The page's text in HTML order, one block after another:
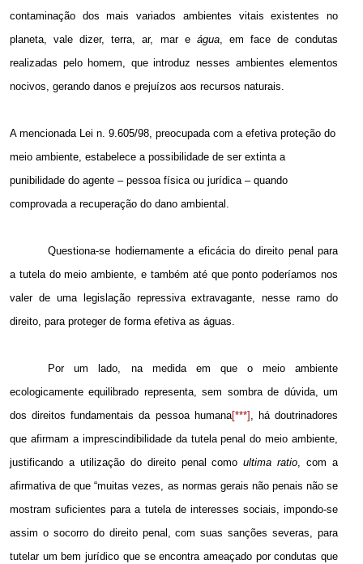
contaminação dos mais variados ambientes vitais existentes no
planeta, vale dizer, terra, ar, mar e água, em face de condutas
realizadas pelo homem, que introduz nesses ambientes elementos
nocivos, gerando danos e prejuízos aos recursos naturais.
A mencionada Lei n. 9.605/98, preocupada com a efetiva proteção do
meio ambiente, estabelece a possibilidade de ser extinta a
punibilidade do agente – pessoa física ou jurídica – quando
comprovada a recuperação do dano ambiental.
Questiona-se hodiernamente a eficácia do direito penal para
a tutela do meio ambiente, e também até que ponto poderíamos nos
valer de uma legislação repressiva extravagante, nesse ramo do
direito, para proteger de forma efetiva as águas.
Por um lado, na medida em que o meio ambiente
ecologicamente equilibrado representa, sem sombra de dúvida, um
dos direitos fundamentais da pessoa humana[***] , há doutrinadores
que afirmam a imprescindibilidade da tutela penal do meio ambiente,
justificando a utilização do direito penal comoultima ratio, com a
afirmativa de que “muitas vezes, as normas gerais não penais não se
mostram suficientes para a tutela de interesses sociais, impondo-se
assim o socorro do direito penal, com suas sanções severas, para
tutelar um bem jurídico que se encontra ameaçado por condutas que